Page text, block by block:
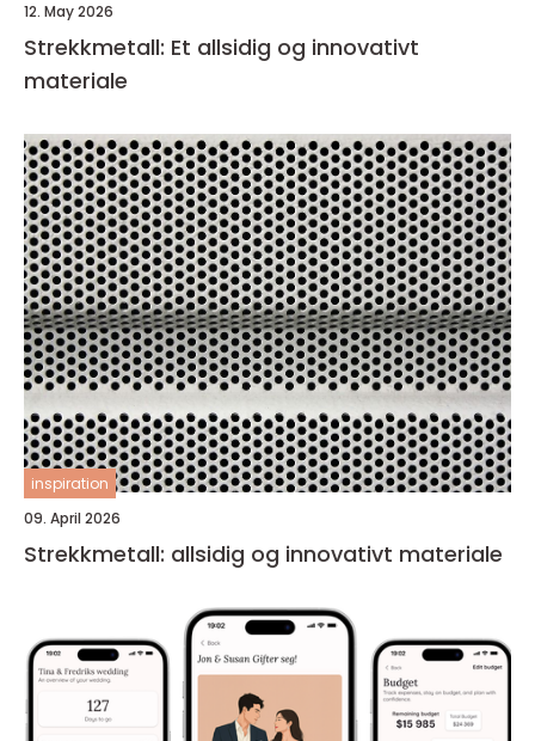
12. May 2026
Strekkmetall: Et allsidig og innovativt
materiale
inspiration
09. April 2026
Strekkmetall: allsidig og innovativt materiale